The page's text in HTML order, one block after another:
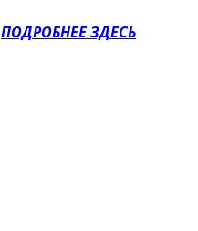
ПОДРОБНЕЕ ЗДЕСЬ